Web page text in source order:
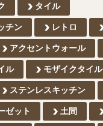
タイル
チン レトロ
アクセントウォール
ル モザイクタイル
ステンレスキッチン
ゼット 土間